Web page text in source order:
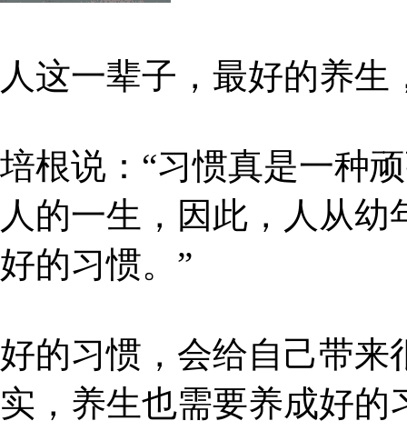
人这一辈子，最好的养
培根说：“习惯真是一种
人的一生，因此，人从
好的习惯。”
好的习惯，会给自己带来
实，养生也需要养成好